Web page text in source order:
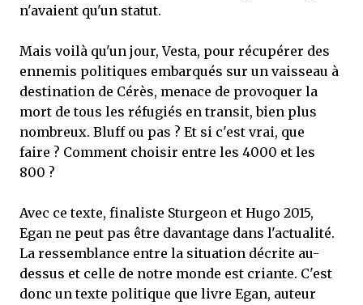
n'avaient qu'un statut.
Mais voilà qu'un jour, Vesta, pour récupérer des
ennemis politiques embarqués sur un vaisseau à
destination de Cérès, menace de provoquer la
mort de tous les réfugiés en transit, bien plus
nombreux. Bluff ou pas ? Et si c'est vrai, que
faire ? Comment choisir entre les 4000 et les
800 ?
Avec ce texte, finaliste Sturgeon et Hugo 2015,
Egan ne peut pas être davantage dans l'actualité.
La ressemblance entre la situation décrite au-
dessus et celle de notre monde est criante. C'est
donc un texte politique que livre Egan, auteur